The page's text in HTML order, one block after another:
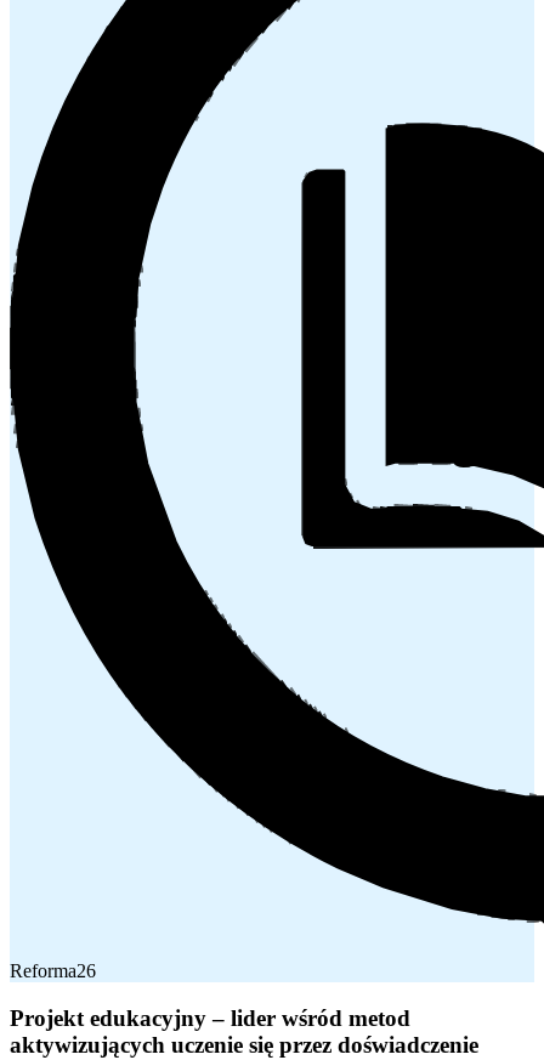
Reforma26
Projekt edukacyjny – lider wśród metod
aktywizujących uczenie się przez doświadczenie